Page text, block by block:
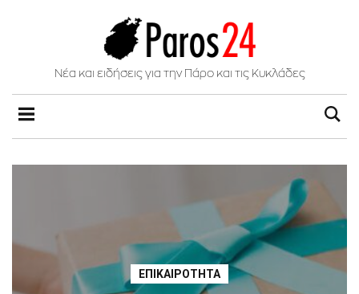
Νέα και ειδήσεις για την Πάρο και τις Κυκλάδες
ΕΠΙΚΑΙΡΌΤΗΤΑ